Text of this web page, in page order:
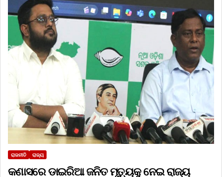
ରାଜନୀତି ରାଜ୍ୟ
କଣାସରେ ଡାଇରିଆ ଜନିତ ମୃତ୍ୟୁକୁ ନେଇ ରାଜ୍ୟ